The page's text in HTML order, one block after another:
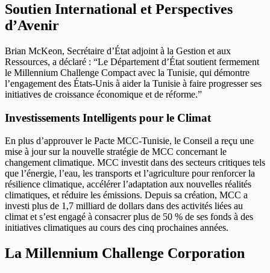
Soutien International et Perspectives
d’Avenir
Brian McKeon, Secrétaire d’État adjoint à la Gestion et aux
Ressources, a déclaré : “Le Département d’État soutient fermement
le Millennium Challenge Compact avec la Tunisie, qui démontre
l’engagement des États-Unis à aider la Tunisie à faire progresser ses
initiatives de croissance économique et de réforme.”
Investissements Intelligents pour le Climat
En plus d’approuver le Pacte MCC-Tunisie, le Conseil a reçu une
mise à jour sur la nouvelle stratégie de MCC concernant le
changement climatique. MCC investit dans des secteurs critiques tels
que l’énergie, l’eau, les transports et l’agriculture pour renforcer la
résilience climatique, accélérer l’adaptation aux nouvelles réalités
climatiques, et réduire les émissions. Depuis sa création, MCC a
investi plus de 1,7 milliard de dollars dans des activités liées au
climat et s’est engagé à consacrer plus de 50 % de ses fonds à des
initiatives climatiques au cours des cinq prochaines années.
La Millennium Challenge Corporation